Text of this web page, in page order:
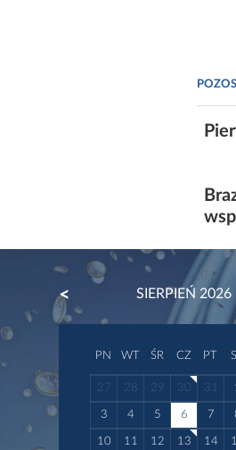
SIERPIEŃ 2026
PREVIOUS
PN WT ŚR CZ PT
27 28 29 30 31 1
3 4 5 6 7
10 11 12 13 14